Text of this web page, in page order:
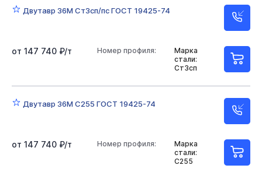
Двутавр 36М Ст3сп/пс ГОСТ 19425-74
Марка
стали:
Ст3сп
Номер профиля:
от 147 740 ₽/т
Двутавр 36М С255 ГОСТ 19425-74
Марка
стали:
С255
Номер профиля:
от 147 740 ₽/т